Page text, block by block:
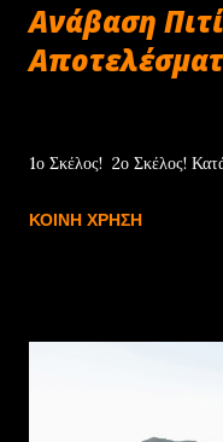
Ανάβαση
1ο Σκέλος! 2ο Σκέλος!
ΚΟΙΝΉ ΧΡΉΣΗ